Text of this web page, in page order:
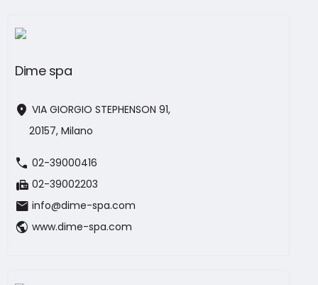
Dime spa
location_on VIA GIORGIO STEPHENSON 91,
20157, Milano
call 02-39000416
fax 02-39002203
mail info@dime-spa.com
public www.dime-spa.com